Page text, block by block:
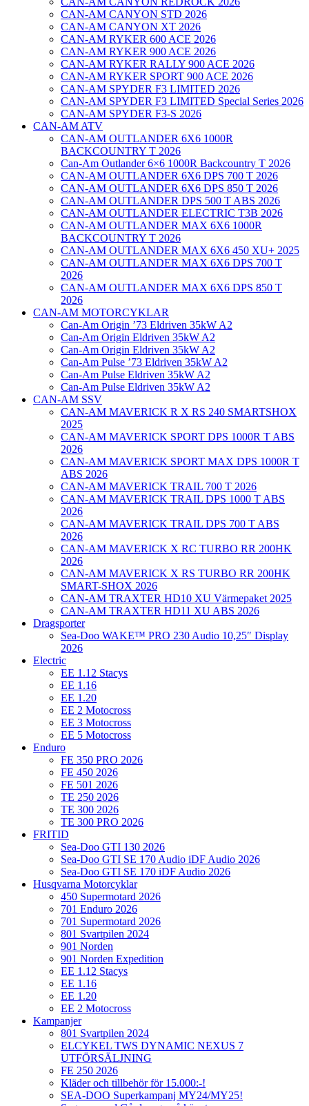
CAN-AM CANYON STD 2026
CAN-AM CANYON XT 2026
CAN-AM RYKER 600 ACE 2026
CAN-AM RYKER 900 ACE 2026
CAN-AM RYKER RALLY 900 ACE 2026
CAN-AM RYKER SPORT 900 ACE 2026
CAN-AM SPYDER F3 LIMITED 2026
CAN-AM SPYDER F3 LIMITED Special Series 2026
CAN-AM SPYDER F3-S 2026
CAN-AM ATV
CAN-AM OUTLANDER 6X6 1000R
BACKCOUNTRY T 2026
Can-Am Outlander 6×6 1000R Backcountry T 2026
CAN-AM OUTLANDER 6X6 DPS 700 T 2026
CAN-AM OUTLANDER 6X6 DPS 850 T 2026
CAN-AM OUTLANDER DPS 500 T ABS 2026
CAN-AM OUTLANDER ELECTRIC T3B 2026
CAN-AM OUTLANDER MAX 6X6 1000R
BACKCOUNTRY T 2026
CAN-AM OUTLANDER MAX 6X6 450 XU+ 2025
CAN-AM OUTLANDER MAX 6X6 DPS 700 T
2026
CAN-AM OUTLANDER MAX 6X6 DPS 850 T
2026
CAN-AM MOTORCYKLAR
Can-Am Origin ’73 Eldriven 35kW A2
Can-Am Origin Eldriven 35kW A2
Can-Am Origin Eldriven 35kW A2
Can-Am Pulse ’73 Eldriven 35kW A2
Can-Am Pulse Eldriven 35kW A2
Can-Am Pulse Eldriven 35kW A2
CAN-AM SSV
CAN-AM MAVERICK R X RS 240 SMARTSHOX
2025
CAN-AM MAVERICK SPORT DPS 1000R T ABS
2026
CAN-AM MAVERICK SPORT MAX DPS 1000R T
ABS 2026
CAN-AM MAVERICK TRAIL 700 T 2026
CAN-AM MAVERICK TRAIL DPS 1000 T ABS
2026
CAN-AM MAVERICK TRAIL DPS 700 T ABS
2026
CAN-AM MAVERICK X RC TURBO RR 200HK
2026
CAN-AM MAVERICK X RS TURBO RR 200HK
SMART-SHOX 2026
CAN-AM TRAXTER HD10 XU Värmepaket 2025
CAN-AM TRAXTER HD11 XU ABS 2026
Dragsporter
Sea-Doo WAKE™ PRO 230 Audio 10,25″ Display
2026
Electric
EE 1.12 Stacys
EE 1.16
EE 1.20
EE 2 Motocross
EE 3 Motocross
EE 5 Motocross
Enduro
FE 350 PRO 2026
FE 450 2026
FE 501 2026
TE 250 2026
TE 300 2026
TE 300 PRO 2026
FRITID
Sea-Doo GTI 130 2026
Sea-Doo GTI SE 170 Audio iDF Audio 2026
Sea-Doo GTI SE 170 iDF Audio 2026
Husqvarna Motorcyklar
450 Supermotard 2026
701 Enduro 2026
701 Supermotard 2026
801 Svartpilen 2024
901 Norden
901 Norden Expedition
EE 1.12 Stacys
EE 1.16
EE 1.20
EE 2 Motocross
Kampanjer
801 Svartpilen 2024
ELCYKEL TWS DYNAMIC NEXUS 7
UTFÖRSÄLJNING
FE 250 2026
Kläder och tillbehör för 15.000:-!
SEA-DOO Superkampanj MY24/MY25!